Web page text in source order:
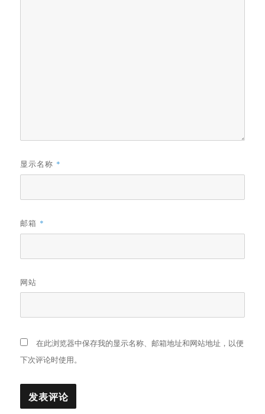
显示名称 *
邮箱 *
网站
在此浏览器中保存我的显示名称、邮箱地址和网站地址，以便
下次评论时使用。